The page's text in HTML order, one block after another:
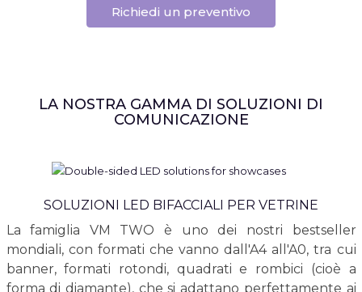
Richiedi un preventivo
LA NOSTRA GAMMA DI SOLUZIONI DI
COMUNICAZIONE
SOLUZIONI LED BIFACCIALI PER VETRINE
La famiglia VM TWO è uno dei nostri bestseller
mondiali, con formati che vanno dall'A4 all'A0, tra cui
banner, formati rotondi, quadrati e rombici (cioè a
forma di diamante), che si adattano perfettamente ai